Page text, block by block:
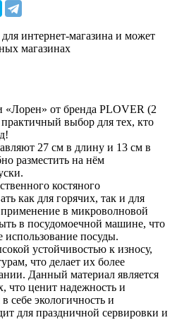
интернет-магазина и может
магазинах
«Лорен» от бренда PLOVER (2
выбор для тех, кто
27 см в длину и 13 см в
разместить на нём
костяного
как для горячих, так и для
в микроволновой
в посудомоечной машине, что
использование посуды.
устойчивостью к износу,
что делает их более
Данный материал является
что ценит надежность и
себе экологичность и
для праздничной сервировки и